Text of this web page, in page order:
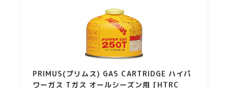
PRIMUS(プリムス) GAS CARTRIDGE ハイパ
ワーガス Tガス オールシーズン用 [HTRC